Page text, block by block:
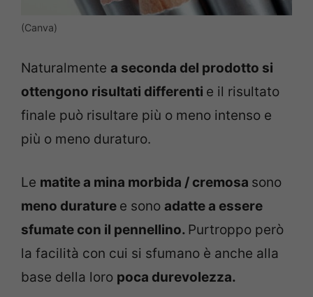
(Canva)
Naturalmente a seconda del prodotto si
ottengono risultati differenti e il risultato
finale può risultare più o meno intenso e
più o meno duraturo.
Le matite a mina morbida / cremosa sono
meno durature e sono adatte a essere
sfumate con il pennellino. Purtroppo però
la facilità con cui si sfumano è anche alla
base della loro poca durevolezza.